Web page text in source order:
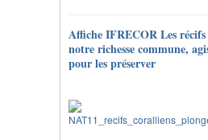
Affiche IFRECOR Les
notre richesse commune,
pour les préserver